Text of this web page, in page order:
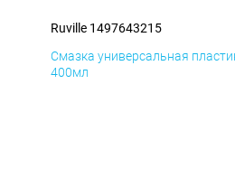
Ruville 1497643215
Смазка универсальная
400мл